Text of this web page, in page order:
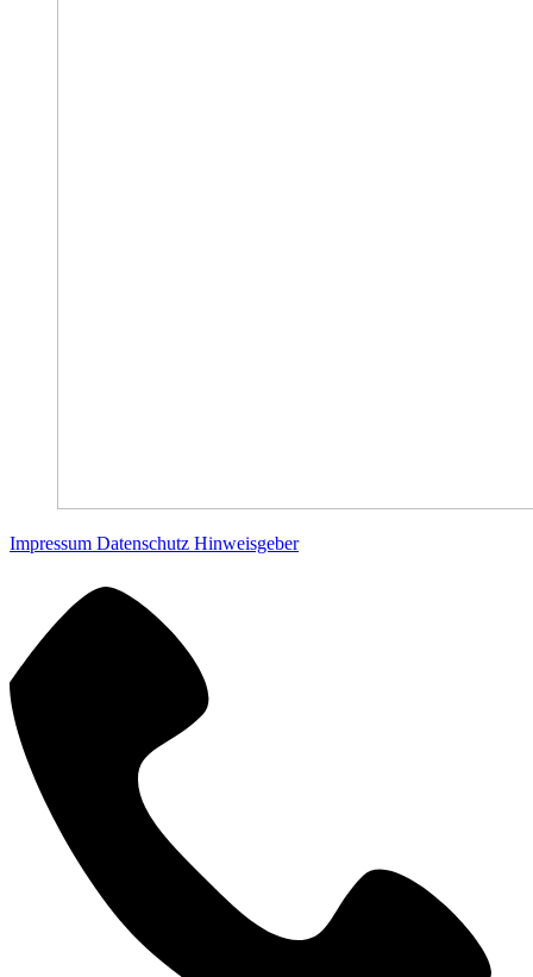
Impressum Datenschutz Hinweisgeber